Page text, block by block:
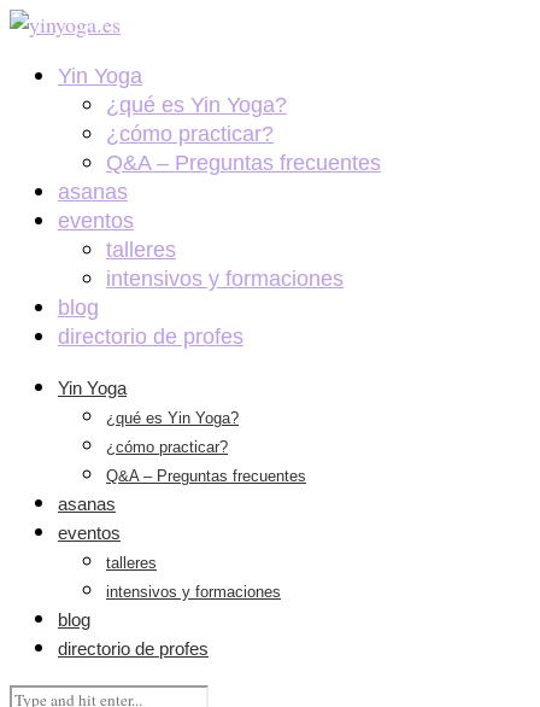
Yin Yoga
¿qué es Yin Yoga?
¿cómo practicar?
Q&A – Preguntas frecuentes
asanas
eventos
talleres
intensivos y formaciones
blog
directorio de profes
Yin Yoga
¿qué es Yin Yoga?
¿cómo practicar?
Q&A – Preguntas frecuentes
asanas
eventos
talleres
intensivos y formaciones
blog
directorio de profes